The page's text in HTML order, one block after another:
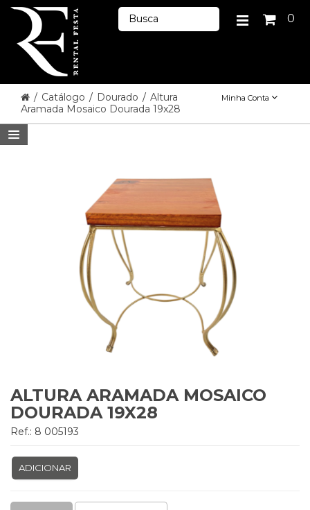
0
/ Catálogo / Dourado / Altura
Aramada Mosaico Dourada 19x28
Minha Conta
ALTURA ARAMADA MOSAICO
DOURADA 19X28
Ref.: 8 005193
ADICIONAR